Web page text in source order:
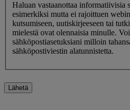
Haluan vastaanottaa informatiivisia
esimerkiksi mutta ei rajoittuen
kutsumiseen, uutiskirjeeseen tai
mielestä ovat olennaisia minulle.
sähköpostiasetuksiani milloin
sähköpostiviestin alatunnistetta.
Lähetä